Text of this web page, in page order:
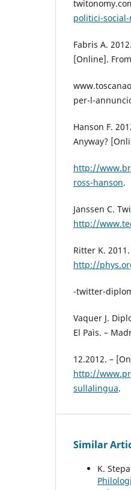
politici-
Fabris A.
[Online].
per-l-
Hanson F.
Anyway?
http://
ross-hanson.
Janssen C.
http://
Ritter K.
http://
-twitter-
Vaquer J.
El Paìs. –
12.2012. –
http://
sullalingua.
Similar
K.